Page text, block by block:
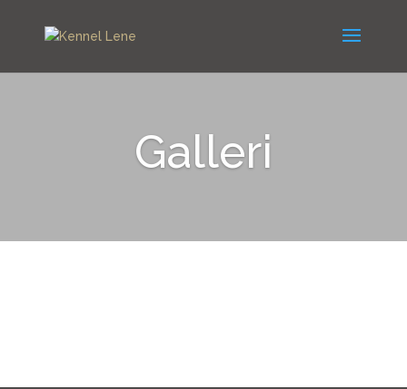
Galleri